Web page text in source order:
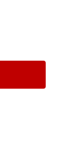
benutze die